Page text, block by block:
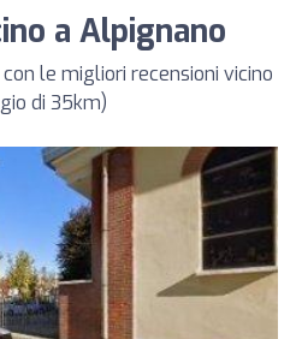
a Alpignano
le migliori recensioni vicino
di 35km)